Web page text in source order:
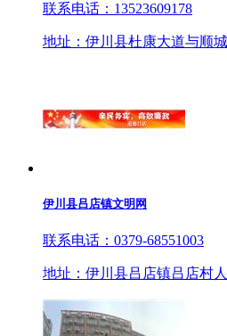
联系电话：13523609178
地址：伊川县杜康大道与顺
伊川县吕店镇文明网
联系电话：0379-68551003
地址：伊川县吕店镇吕店村